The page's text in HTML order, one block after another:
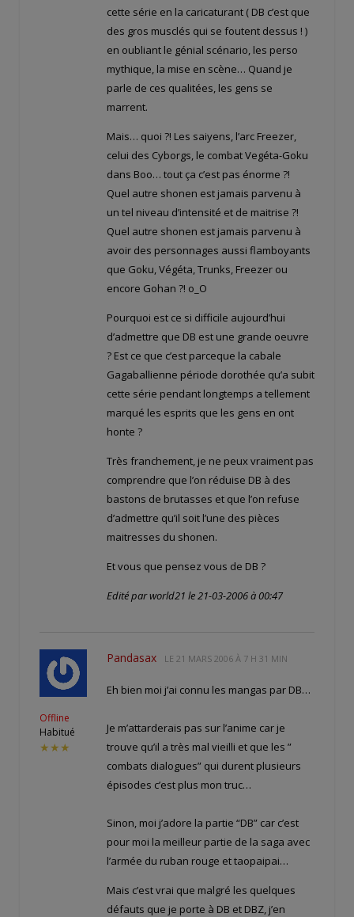
cette série en la caricaturant ( DB c’est que
des gros musclés qui se foutent dessus ! )
en oubliant le génial scénario, les perso
mythique, la mise en scène… Quand je
parle de ces qualitées, les gens se
marrent.
Mais… quoi ?! Les saiyens, l’arc Freezer,
celui des Cyborgs, le combat Vegéta-Goku
dans Boo… tout ça c’est pas énorme ?!
Quel autre shonen est jamais parvenu à
un tel niveau d’intensité et de maitrise ?!
Quel autre shonen est jamais parvenu à
avoir des personnages aussi flamboyants
que Goku, Végéta, Trunks, Freezer ou
encore Gohan ?! o_O
Pourquoi est ce si difficile aujourd’hui
d’admettre que DB est une grande oeuvre
? Est ce que c’est parceque la cabale
Gagaballienne période dorothée qu’a subit
cette série pendant longtemps a tellement
marqué les esprits que les gens en ont
honte ?
Très franchement, je ne peux vraiment pas
comprendre que l’on réduise DB à des
bastons de brutasses et que l’on refuse
d’admettre qu’il soit l’une des pièces
maitresses du shonen.
Et vous que pensez vous de DB ?
Edité par world21 le 21-03-2006 à 00:47
Offline
Habitué
★★★
Pandasax LE 21 MARS 2006 À 7 H 31 MIN
Eh bien moi j’ai connu les mangas par DB…
Je m’attarderais pas sur l’anime car je
trouve qu’il a très mal vieilli et que les ”
combats dialogues” qui durent plusieurs
épisodes c’est plus mon truc…
Sinon, moi j’adore la partie “DB” car c’est
pour moi la meilleur partie de la saga avec
l’armée du ruban rouge et taopaipai…
Mais c’est vrai que malgré les quelques
défauts que je porte à DB et DBZ, j’en